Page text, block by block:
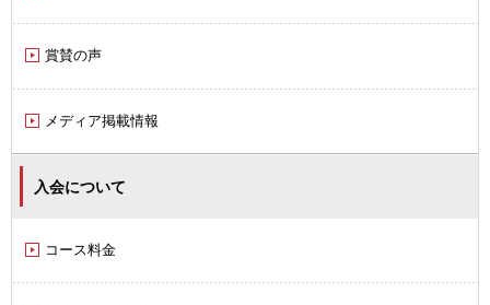
賞賛の声
メディア掲載情報
入会について
コース料金